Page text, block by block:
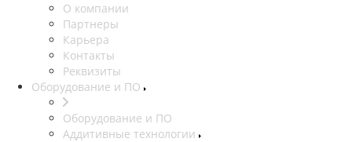
О компании
Партнеры
Карьера
Контакты
Реквизиты
Оборудование и ПО
Оборудование и ПО
Аддитивные технологии